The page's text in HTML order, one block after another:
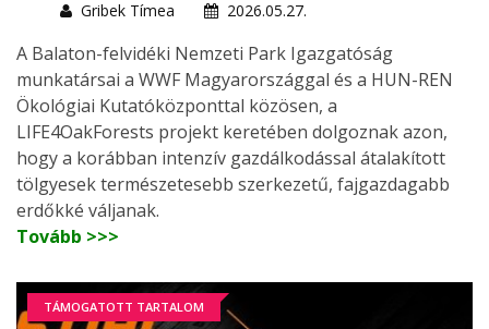
Gribek Tímea
2026.05.27.
A Balaton-felvidéki Nemzeti Park Igazgatóság
munkatársai a WWF Magyarországgal és a HUN-REN
Ökológiai Kutatóközponttal közösen, a
LIFE4OakForests projekt keretében dolgoznak azon,
hogy a korábban intenzív gazdálkodással átalakított
tölgyesek természetesebb szerkezetű, fajgazdagabb
erdőkké váljanak.
Tovább >>>
TÁMOGATOTT TARTALOM